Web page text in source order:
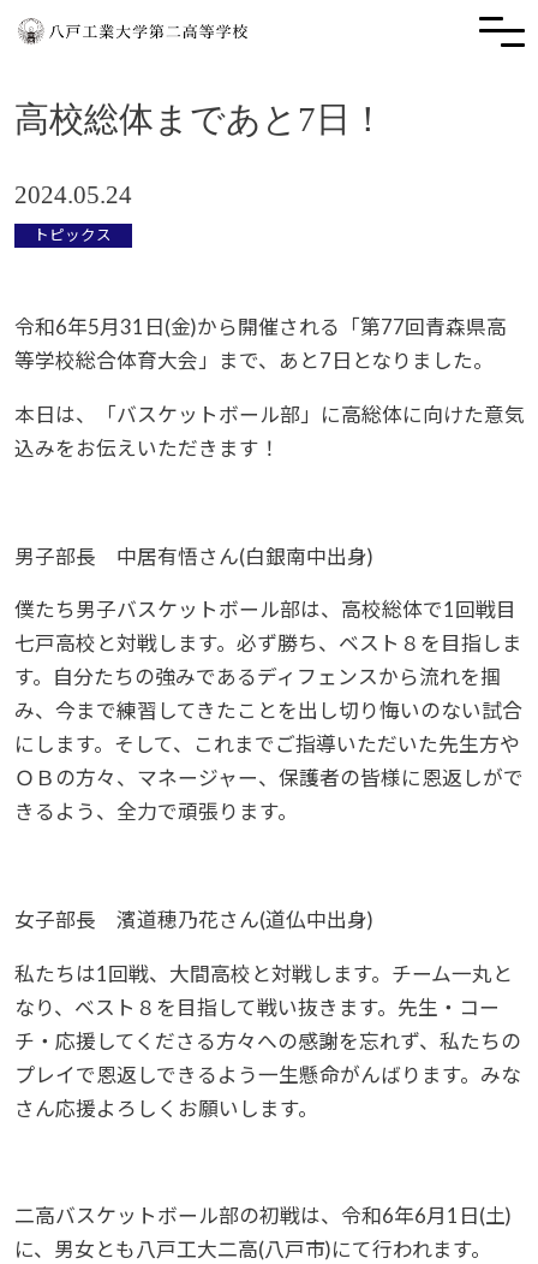
高校総体まであと7日！
2024.05.24
トピックス
令和6年5月31日(金)から開催される「第77回青森県高
等学校総合体育大会」まで、あと7日となりました。
本日は、「バスケットボール部」に高総体に向けた意気
込みをお伝えいただきます！
男子部長 中居有悟さん(白銀南中出身)
僕たち男子バスケットボール部は、高校総体で1回戦目
七戸高校と対戦します。必ず勝ち、ベスト８を目指しま
す。自分たちの強みであるディフェンスから流れを掴
み、今まで練習してきたことを出し切り悔いのない試合
にします。そして、これまでご指導いただいた先生方や
ＯＢの方々、マネージャー、保護者の皆様に恩返しがで
きるよう、全力で頑張ります。
女子部長 濱道穂乃花さん(道仏中出身)
私たちは1回戦、大間高校と対戦します。チーム一丸と
なり、ベスト８を目指して戦い抜きます。先生・コー
チ・応援してくださる方々への感謝を忘れず、私たちの
プレイで恩返しできるよう一生懸命がんばります。みな
さん応援よろしくお願いします。
二高バスケットボール部の初戦は、令和6年6月1日(土)
に、男女とも八戸工大二高(八戸市)にて行われます。